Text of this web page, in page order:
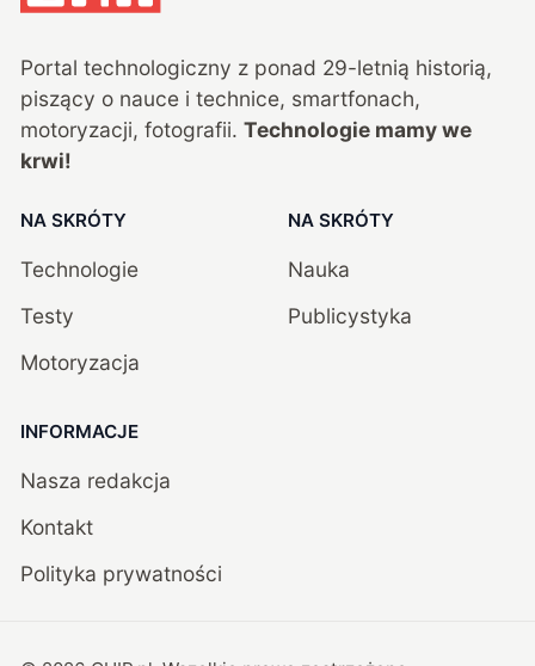
Portal technologiczny z ponad 29-letnią historią,
piszący o nauce i technice, smartfonach,
motoryzacji, fotografii. Technologie mamy we
krwi!
NA SKRÓTY
Technologie
Testy
Motoryzacja
NA SKRÓTY
Nauka
Publicystyka
INFORMACJE
Nasza redakcja
Kontakt
Polityka prywatności